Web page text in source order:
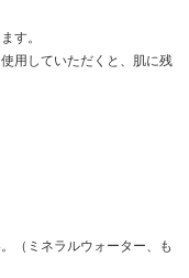
す。
用していただくと、肌に残
（ミネラルウォーター、も